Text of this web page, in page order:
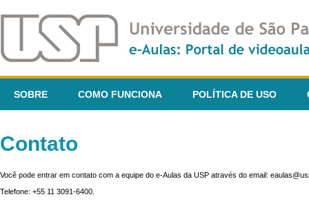
SOBRE COMO FUNCIONA POLÍTICA DE USO
Contato
Você pode entrar em contato com a equipe do e-Aulas da USP através do email:
Telefone: +55 11 3091-6400.